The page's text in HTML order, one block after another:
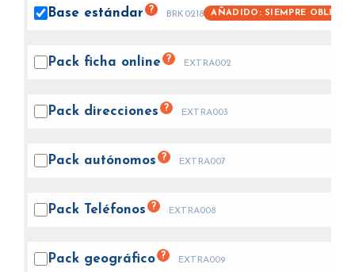
Base estándar ? BRK0218 AÑADIDO: SIEMPRE
Pack ficha online ? EXTRA002
Pack direcciones ? EXTRA003
Pack autónomos ? EXTRA007
Pack Teléfonos ? EXTRA008
Pack geográfico ? EXTRA009